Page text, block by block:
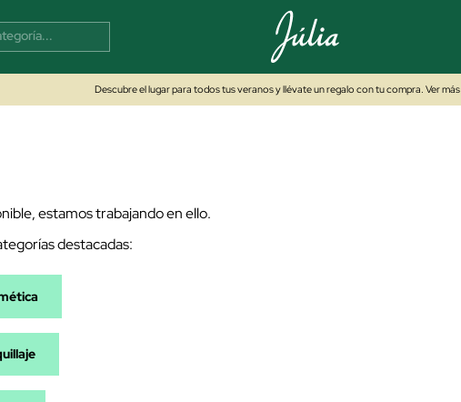
Descubre el lugar para todos tus veranos y llévate un regalo con tu compra. Ver más
estamos trabajando en ello.
destacadas: